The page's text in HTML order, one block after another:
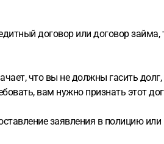
договор или договор
что вы не должны гасить
вам нужно признать этот
заявления в полицию